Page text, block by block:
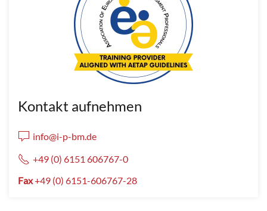
Kontakt aufnehmen
info@i-p-bm.de
+49 (0) 6151 606767-0
Fax+49 (0) 6151-606767-28